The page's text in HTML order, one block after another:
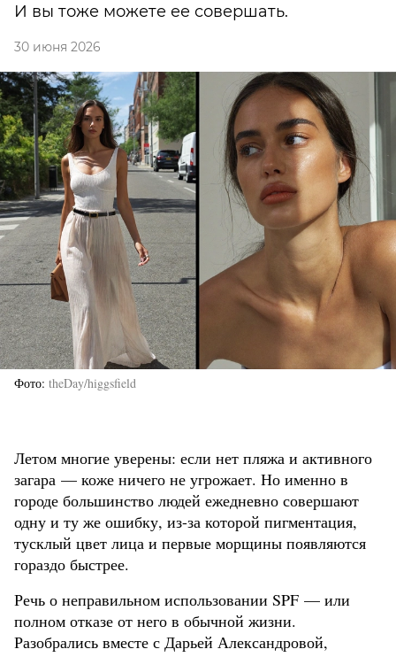
И вы тоже можете ее совершать.
30 июня 2026
Фото theDay/higgsfield
Летом многие уверены: если нет пляжа и активного
загара — коже ничего не угрожает. Но именно в
городе большинство людей ежедневно совершают
одну и ту же ошибку, из-за которой пигментация,
тусклый цвет лица и первые морщины появляются
гораздо быстрее.
Речь о неправильном использовании SPF — или
полном отказе от него в обычной жизни.
Разобрались вместе с Дарьей Александровой,